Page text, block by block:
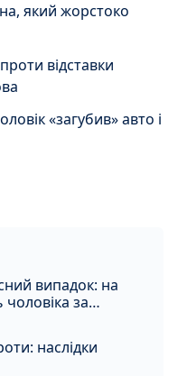
який жорстоко
відставки
«загубив» авто і
випадок: на
за
наслідки